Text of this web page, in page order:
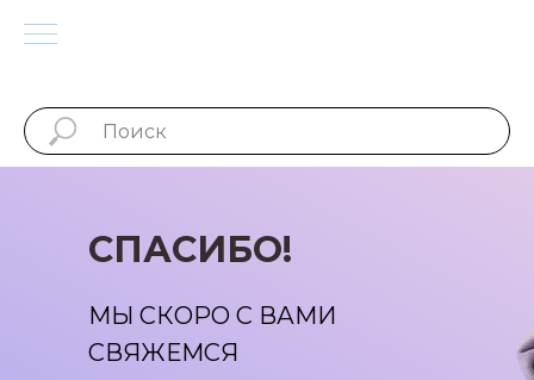
СПАСИБО!
МЫ СКОРО С ВАМИ
СВЯЖЕМСЯ